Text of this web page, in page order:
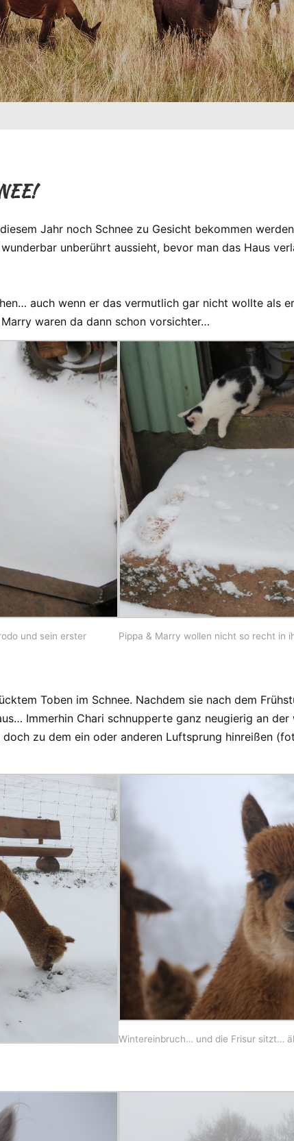
Jahr noch Schnee zu Gesicht bekommen
unberührt aussieht, bevor man das Haus
auch wenn er das vermutlich gar nicht wollte als
waren da dann schon vorsichter…
und sein erster
Pippa & Marry wollen nicht so recht in
Toben im Schnee. Nachdem sie nach dem
Immerhin Chari schnupperte ganz neugierig an
zu dem ein oder anderen Luftsprung hinreißen
Wintereinbruch… und die Frisur sitzt…